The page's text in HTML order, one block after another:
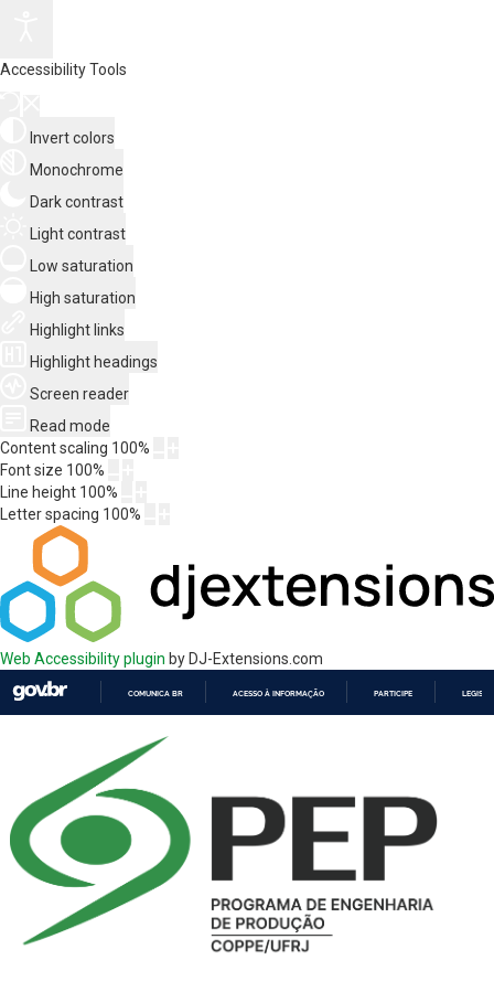
Accessibility Tools
Invert colors
Monochrome
Dark contrast
Light contrast
Low saturation
High saturation
Highlight links
Highlight headings
Screen reader
Read mode
Content scaling 100%
Font size 100%
Line height 100%
Letter spacing 100%
Web Accessibility plugin by DJ-Extensions.com
COMUNICA BR ACESSO À INFORMAÇÃO PARTICIPE